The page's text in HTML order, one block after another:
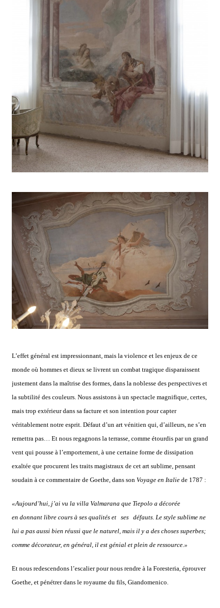
L’effet général est impressionnant, mais la violence et les enjeux de ce
monde où hommes et dieux se livrent un combat tragique disparaissent
justement dans la maîtrise des formes, dans la noblesse des perspectives et
la subtilité des couleurs. Nous assistons à un spectacle magnifique, certes,
mais trop extérieur dans sa facture et son intention pour capter
véritablement notre esprit. Défaut d’un art vénitien qui, d’ailleurs, ne s’en
remettra pas… Et nous regagnons la terrasse, comme étourdis par un grand
vent qui pousse à l’emportement, à une certaine forme de dissipation
exaltée que procurent les traits magistraux de cet art sublime, pensant
soudain à ce commentaire de Goethe, dans son Voyage en Italie de 1787 :
«Aujourd’hui, j’ai vu la villa Valmarana que Tiepolo a décorée
en donnant libre cours à ses qualités et ses défauts. Le style sublime ne
lui a pas aussi bien réussi que le naturel, mais il y a des choses superbes;
comme décorateur, en général, il est génial et plein de ressource.»
Et nous redescendons l’escalier pour nous rendre à la Foresteria, éprouver
Goethe, et pénétrer dans le royaume du fils, Giandomenico.